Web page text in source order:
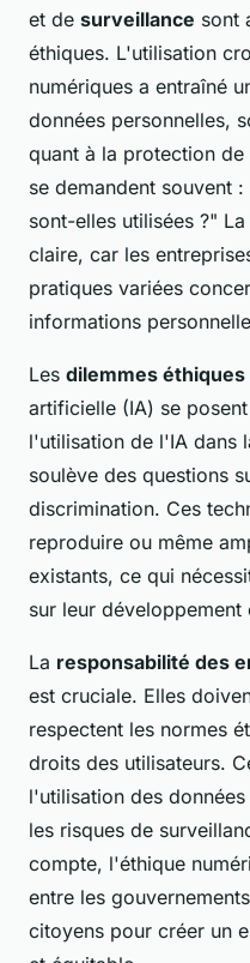
et de surveillance sont
éthiques. L'utilisation
numériques a entraîné
données personnelles,
quant à la protection
se demandent souvent
sont-elles utilisées ?"
claire, car les
pratiques variées
informations
Les dilemmes éthiques
artificielle (IA) se
l'utilisation de l'IA dans
soulève des questions
discrimination. Ces
reproduire ou même
existants, ce qui
sur leur
La responsabilité des
est cruciale. Elles
respectent les normes
droits des utilisateurs.
l'utilisation des
les risques de
compte, l'éthique
entre les
citoyens pour créer un